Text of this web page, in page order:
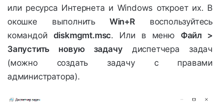
или ресурса Интернета и Windows откроет их. В
окошке выполнитьWin+Rвоспользуйтесь
командой diskmgmt.msc. Или в меню Файл >
Запустить новую задачудиспетчера задач
(можно создать задачу с правами
администратора).